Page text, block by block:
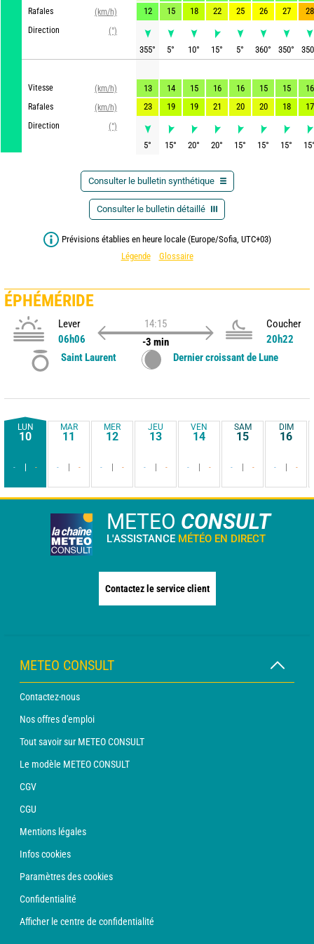
Rafales
(km/h)
Direction
(°)
Vitesse
(km/h)
Rafales
(km/h)
Direction
(°)
12
15 18 22 25 26 27 28
355° 5° 10° 15° 5° 360° 350° 350
13 14 15 16 16 15 15
16
23
19 19 21 20 20 18 17
5° 15° 20° 20° 15° 15° 15° 15
Consulter le bulletin synthétique
Consulter le bulletin détaillé
Prévisions établies en heure locale (Europe/Sofia, UTC+03)
Légende
Glossaire
ÉPHÉMÉRIDE
Lever
06h06
14:15
-3 min
Coucher
20h22
Saint Laurent
Dernier croissant de Lune
LUN
10
- -
MAR
11
- -
MER
12
- -
JEU
13
- -
VEN
14
- -
SAM
15
- -
DIM
16
- -
METEO CONSULT
L'ASSISTANCE MÉTÉO EN DIRECT
Contactez le service client
METEO CONSULT
Contactez-nous
Nos offres d'emploi
Tout savoir sur METEO CONSULT
Le modèle METEO CONSULT
CGV
CGU
Mentions légales
Infos cookies
Paramètres des cookies
Confidentialité
Afficher le centre de confidentialité